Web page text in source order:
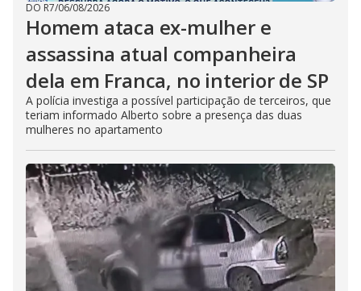
DO R7/06/08/2026
Homem ataca ex-mulher e
assassina atual companheira
dela em Franca, no interior de SP
A polícia investiga a possível participação de terceiros, que
teriam informado Alberto sobre a presença das duas
mulheres no apartamento